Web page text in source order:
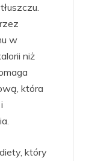
w
niż
która
który